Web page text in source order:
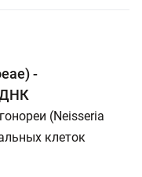
-
ДНК
(Neisseria
клеток